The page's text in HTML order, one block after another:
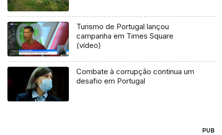
Turismo de Portugal lançou
campanha em Times Square
(vídeo)
Combate à corrupção continua um
desafio em Portugal
PUB